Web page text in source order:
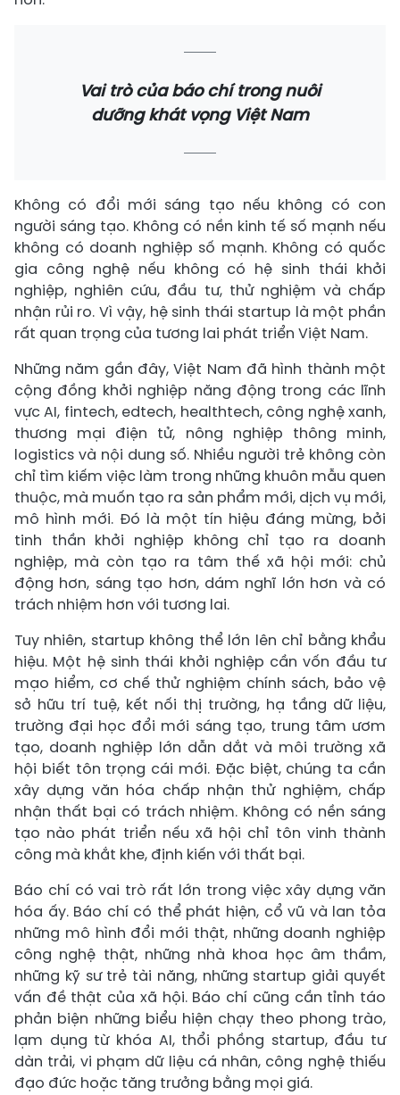
Vai trò của báo chí trong nuôi
dưỡng khát vọng Việt Nam
Không có đổi mới sáng tạo nếu không có con
người sáng tạo. Không có nền kinh tế số mạnh nếu
không có doanh nghiệp số mạnh. Không có quốc
gia công nghệ nếu không có hệ sinh thái khởi
nghiệp, nghiên cứu, đầu tư, thử nghiệm và chấp
nhận rủi ro. Vì vậy, hệ sinh thái startup là một phần
rất quan trọng của tương lai phát triển Việt Nam.
Những năm gần đây, Việt Nam đã hình thành một
cộng đồng khởi nghiệp năng động trong các lĩnh
vực AI, fintech, edtech, healthtech, công nghệ xanh,
thương mại điện tử, nông nghiệp thông minh,
logistics và nội dung số. Nhiều người trẻ không còn
chỉ tìm kiếm việc làm trong những khuôn mẫu quen
thuộc, mà muốn tạo ra sản phẩm mới, dịch vụ mới,
mô hình mới. Đó là một tín hiệu đáng mừng, bởi
tinh thần khởi nghiệp không chỉ tạo ra doanh
nghiệp, mà còn tạo ra tâm thế xã hội mới: chủ
động hơn, sáng tạo hơn, dám nghĩ lớn hơn và có
trách nhiệm hơn với tương lai.
Tuy nhiên, startup không thể lớn lên chỉ bằng khẩu
hiệu. Một hệ sinh thái khởi nghiệp cần vốn đầu tư
mạo hiểm, cơ chế thử nghiệm chính sách, bảo vệ
sở hữu trí tuệ, kết nối thị trường, hạ tầng dữ liệu,
trường đại học đổi mới sáng tạo, trung tâm ươm
tạo, doanh nghiệp lớn dẫn dắt và môi trường xã
hội biết tôn trọng cái mới. Đặc biệt, chúng ta cần
xây dựng văn hóa chấp nhận thử nghiệm, chấp
nhận thất bại có trách nhiệm. Không có nền sáng
tạo nào phát triển nếu xã hội chỉ tôn vinh thành
công mà khắt khe, định kiến với thất bại.
Báo chí có vai trò rất lớn trong việc xây dựng văn
hóa ấy. Báo chí có thể phát hiện, cổ vũ và lan tỏa
những mô hình đổi mới thật, những doanh nghiệp
công nghệ thật, những nhà khoa học âm thầm,
những kỹ sư trẻ tài năng, những startup giải quyết
vấn đề thật của xã hội. Báo chí cũng cần tỉnh táo
phản biện những biểu hiện chạy theo phong trào,
lạm dụng từ khóa AI, thổi phồng startup, đầu tư
dàn trải, vi phạm dữ liệu cá nhân, công nghệ thiếu
đạo đức hoặc tăng trưởng bằng mọi giá.